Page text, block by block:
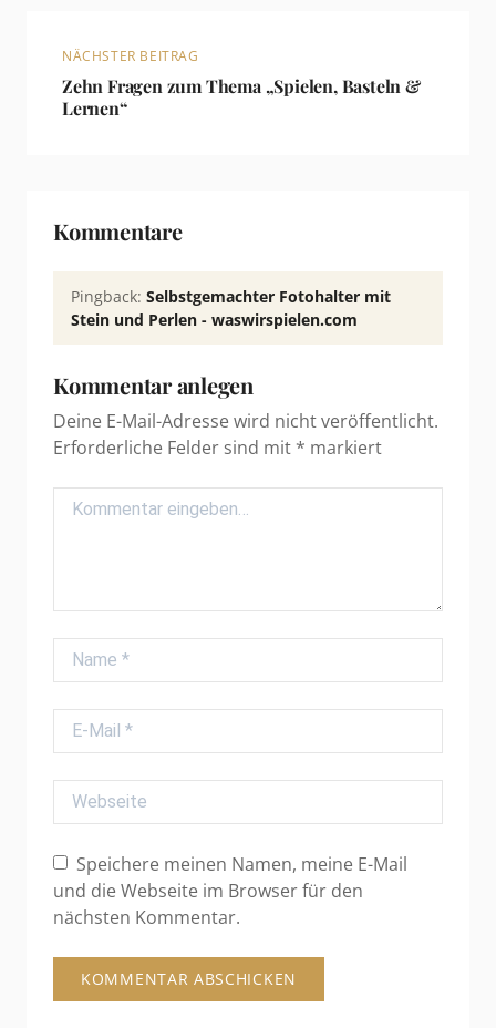
NÄCHSTER BEITRAG
Zehn Fragen zum Thema „Spielen, Basteln &
Lernen“
Kommentare
Pingback: Selbstgemachter Fotohalter mit
Stein und Perlen - waswirspielen.com
Kommentar anlegen
Deine E-Mail-Adresse wird nicht veröffentlicht.
Erforderliche Felder sind mit * markiert
Comment
Name
E-Mail
Webseite
Speichere meinen Namen, meine E-Mail
und die Webseite im Browser für den
nächsten Kommentar.